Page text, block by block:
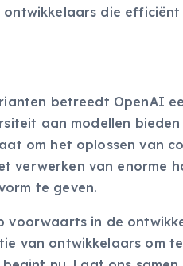
die
betreedt OpenAI
aan modellen
om het oplossen van
verwerken van enorme
te geven.
voorwaarts in de
van ontwikkelaars om